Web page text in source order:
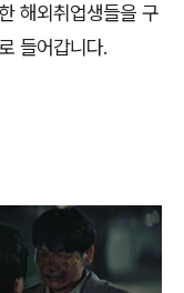
해외취업생들을 구
들어갑니다.